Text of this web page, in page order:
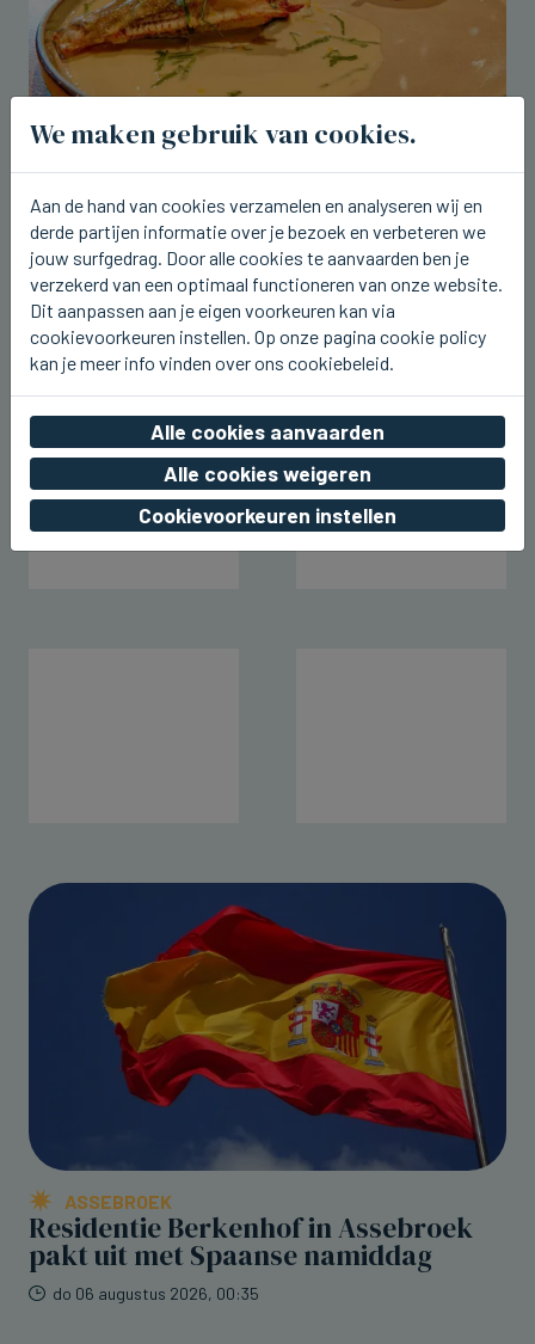
Tartaar van tonijn en zonnevis op de
nieuwe weeklunch bij Breydel de
Coninc
do 06 augustus 2026, 17:43
ASSEBROEK
Residentie Berkenhof in Assebroek
pakt uit met Spaanse namiddag
do 06 augustus 2026, 00:35
We maken gebruik van cookies.
Aan de hand van cookies verzamelen en analyseren wij en
derde partijen informatie over je bezoek en verbeteren we
jouw surfgedrag. Door alle cookies te aanvaarden ben je
verzekerd van een optimaal functioneren van onze website.
Dit aanpassen aan je eigen voorkeuren kan via
cookievoorkeuren instellen. Op onze pagina cookie policy
kan je meer info vinden over ons cookiebeleid.
Alle cookies aanvaarden
Alle cookies weigeren
Cookievoorkeuren instellen